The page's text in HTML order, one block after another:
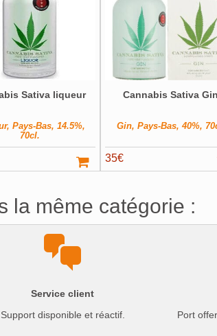
Sativa liqueur
Pays-Bas, 14.5%,
70cl.
Cannabis Sativa Gin
Gin, Pays-Bas, 40%,
35€
la même catégorie :
Service client
Support disponible et réactif.
Port